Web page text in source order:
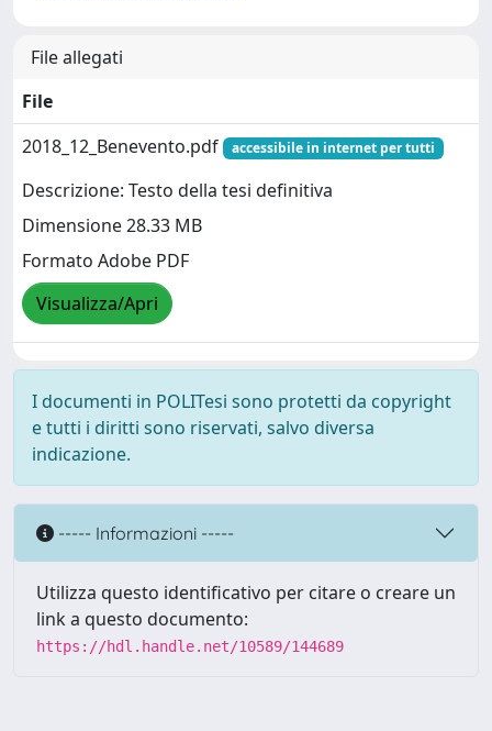
File allegati
File
2018_12_Benevento.pdf
accessibile in internet per tutti
Descrizione: Testo della tesi definitiva
Dimensione 28.33 MB
Formato Adobe PDF
Visualizza/Apri
I documenti in POLITesi sono protetti da copyright
e tutti i diritti sono riservati, salvo diversa
indicazione.
----- Informazioni -----
Utilizza questo identificativo per citare o creare un
link a questo documento:
https://hdl.handle.net/10589/144689